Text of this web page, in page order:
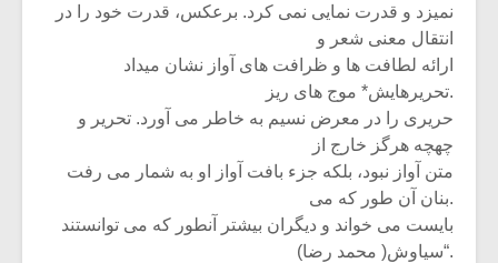
‫نمیزد و قدرت نمایی نمی کرد‪ .‬برعکس‪ ،‬قدرت خود را در
انتقال معنی شعر و‬
.‬تحریرهایش* موج های ریز‬
‫حریری را در معرض نسیم به خاطر می آورد‪ .‬تحریر و
چهچه هرگز خارج از‬
.‬بنان آن طور که می‬
“.‬سیاوش( محمد رضا)‬